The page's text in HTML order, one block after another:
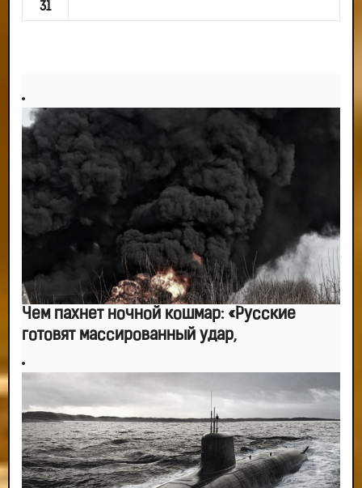
31
Чем пахнет ночной кошмар: «Русские
готовят массированный удар,